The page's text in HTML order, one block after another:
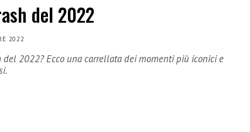
del 2022
2022
2022? Ecco una carrellata dei momenti più iconici e